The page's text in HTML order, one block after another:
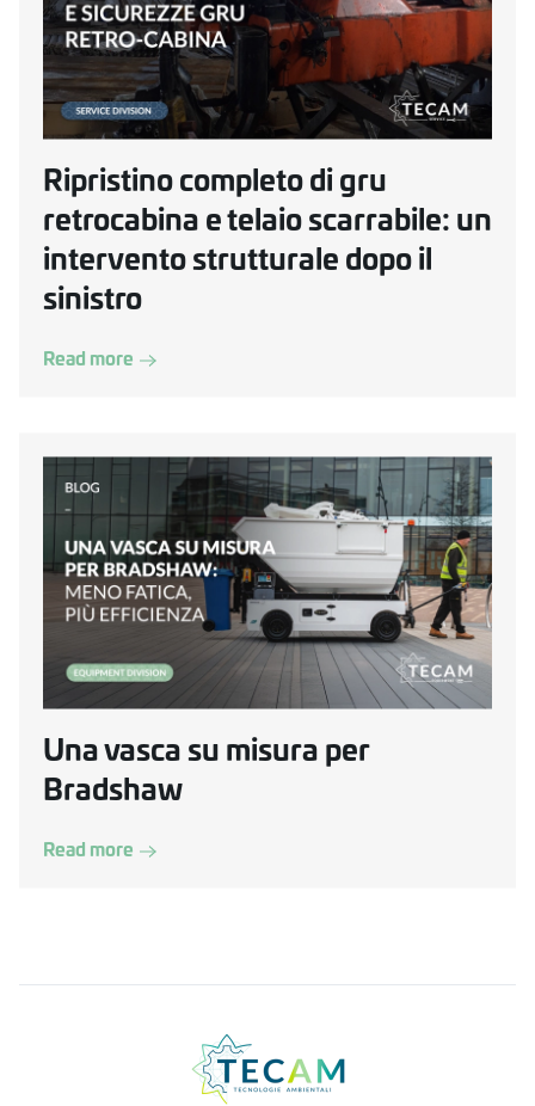
Ripristino completo di gru
retrocabina e telaio scarrabile: un
intervento strutturale dopo il
sinistro
Read more
Una vasca su misura per
Bradshaw
Read more